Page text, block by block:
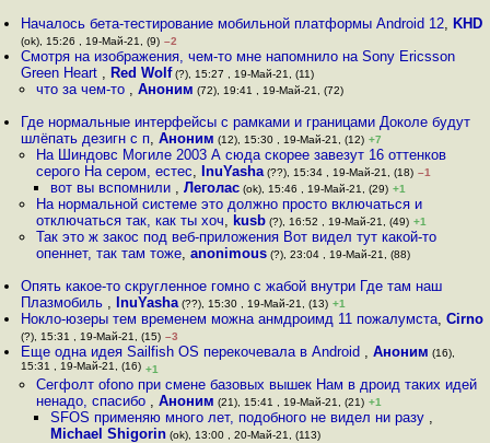
Началось бета-тестирование мобильной платформы Android 12, KHD
(ok), 15:26 , 19-Май-21, (9) –2
Смотря на изображения, чем-то мне напомнило на Sony Ericsson
Green Heart , Red Wolf(?), 15:27 , 19-Май-21, (11)
что за чем-то , Аноним (72), 19:41 , 19-Май-21, (72)
Где нормальные интерфейсы с рамками и границами Доколе будут
шлёпать дезигн с п,Аноним (12), 15:30 , 19-Май-21, (12) +7
На Шиндовс Могиле 2003 А сюда скорее завезут 16 оттенков
серого На сером, естес, InuYasha(??), 15:34 , 19-Май-21, (18) –1
вот вы вспомнили , Леголас(ok), 15:46 , 19-Май-21, (29) +1
На нормальной системе это должно просто включаться и
отключаться так, как ты хоч, kusb(?), 16:52 , 19-Май-21, (49) +1
Так это ж закос под веб-приложения Вот видел тут какой-то
опеннет, так там тоже, anonimous(?), 23:04 , 19-Май-21, (88)
Опять какое-то скругленное гомно с жабой внутри Где там наш
Плазмобиль , InuYasha (??), 15:30 , 19-Май-21, (13) +1
Нокло-юзеры тем временем можна анмдроимд 11 пожалумста,Cirno
(?), 15:31 , 19-Май-21, (15) –3
Еще одна идея Sailfish OS перекочевала в Android ,Аноним (16),
15:31 , 19-Май-21, (16) +1
Сегфолт ofono при смене базовых вышек Нам в дроид таких идей
ненадо, спасибо , Аноним (21), 15:41 , 19-Май-21, (21) +1
SFOS применяю много лет, подобного не видел ни разу ,
Michael Shigorin(ok), 13:00 , 20-Май-21, (113)